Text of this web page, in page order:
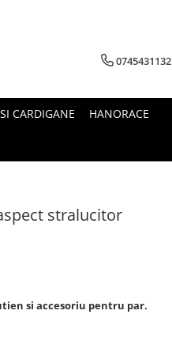
0745431132
CARDIGANE HANORACE
stralucitor
si accesoriu pentru par.